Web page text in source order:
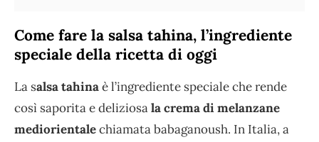
Come fare la salsa tahina, l’ingrediente
speciale della ricetta di oggi
La salsa tahinaè l’ingrediente speciale che rende
così saporita e deliziosala crema di melanzane
mediorientalechiamata babaganoush. In Italia, a